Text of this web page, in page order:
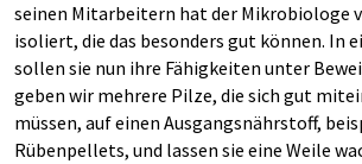
seinen Mitarbeitern hat der Mikrobiologe
isoliert, die das besonders gut können. In
sollen sie nun ihre Fähigkeiten unter
geben wir mehrere Pilze, die sich gut
müssen, auf einen Ausgangsnährstoff,
Rübenpellets, und lassen sie eine Weile